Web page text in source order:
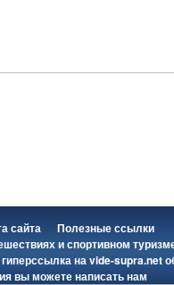
сайта
Полезные ссылки
и спортивном
наvide-supra.net
вы можетенаписать нам